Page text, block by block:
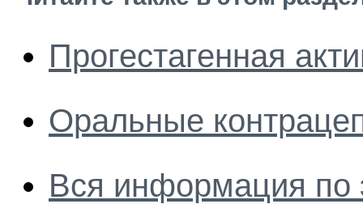
Прогестагенная
Оральные
Вся информация по